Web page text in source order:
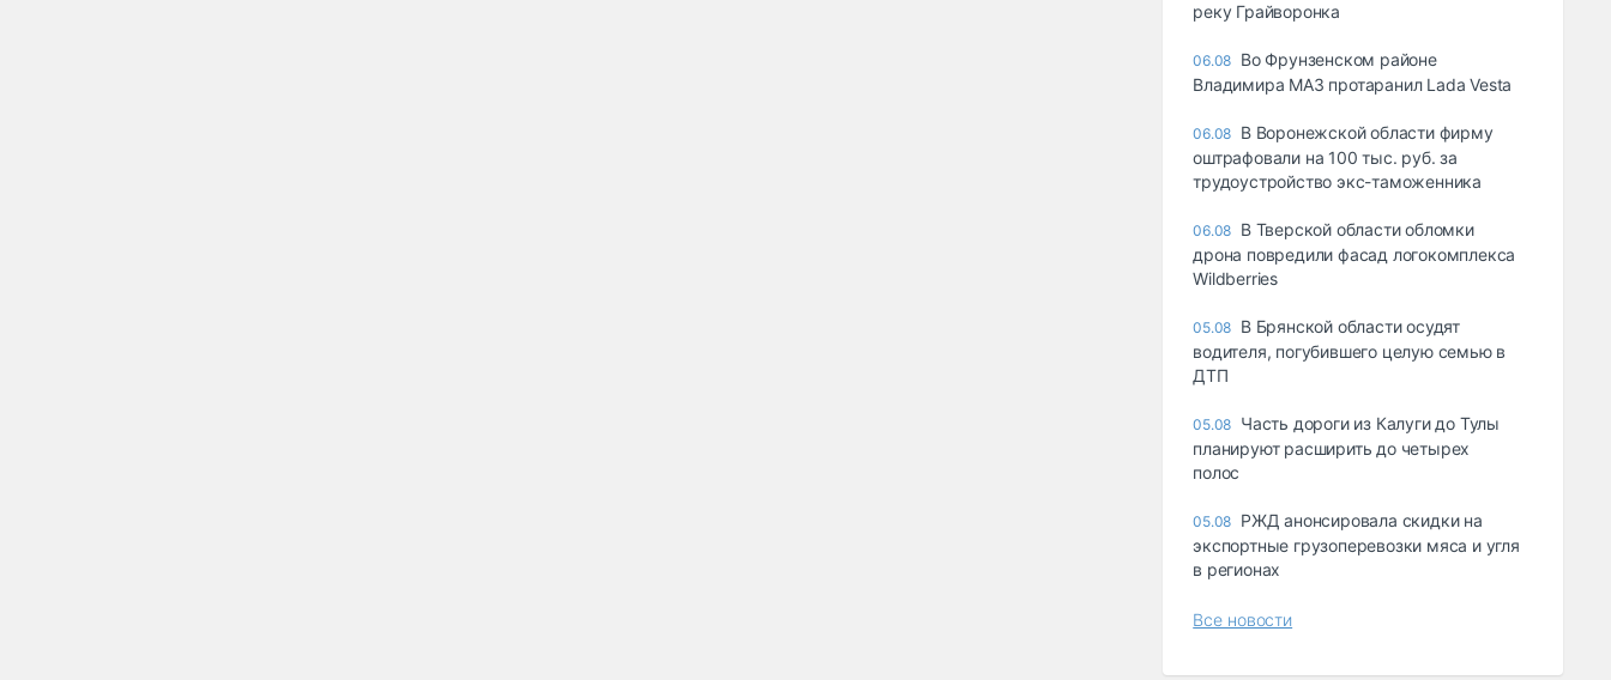
реку Грайворонка
06.08 Во Фрунзенском районе
Владимира МАЗ протаранил Lada Vesta
06.08 В Воронежской области фирму
оштрафовали на 100 тыс. руб. за
трудоустройство экс-таможенника
06.08 В Тверской области обломки
дрона повредили фасад логокомплекса
Wildberries
05.08 В Брянской области осудят
водителя, погубившего целую семью в
ДТП
05.08 Часть дороги из Калуги до Тулы
планируют расширить до четырех
полос
05.08 РЖД анонсировала скидки на
экспортные грузоперевозки мяса и угля
в регионах
Все новости